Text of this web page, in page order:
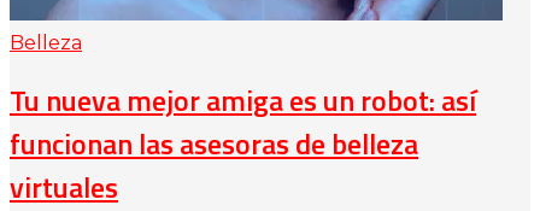
Belleza
Tu nueva mejor amiga es un robot: así
funcionan las asesoras de belleza
virtuales